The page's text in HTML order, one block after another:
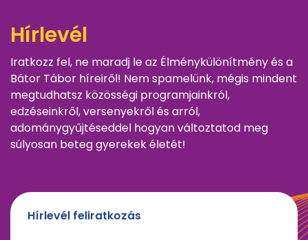
Hírlevél
Iratkozz fel, ne maradj le az Élménykülönítmény és a
Bátor Tábor híreiről! Nem spamelünk, mégis mindent
megtudhatsz közösségi programjainkról,
edzéseinkről, versenyekről és arról,
adománygyűjtéseddel hogyan változtatod meg
súlyosan beteg gyerekek életét!
Hírlevél feliratkozás